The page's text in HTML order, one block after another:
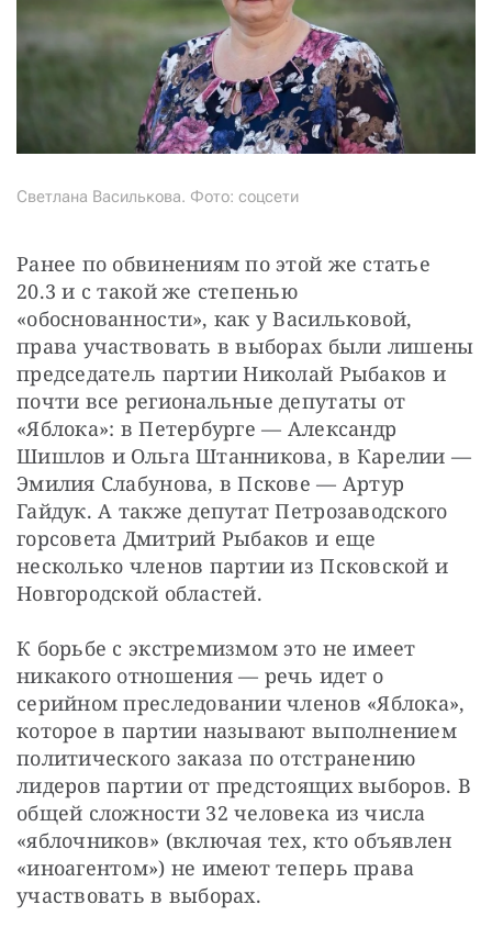
Светлана Василькова. Фото: соцсети
Ранее по обвинениям по этой же статье
20.3 и с такой же степенью
«обоснованности», как у Васильковой,
права участвовать в выборах были лишены
председатель партии Николай Рыбаков и
почти все региональные депутаты от
«Яблока»: в Петербурге — Александр
Шишлов и Ольга Штанникова, в Карелии —
Эмилия Слабунова, в Пскове — Артур
Гайдук. А также депутат Петрозаводского
горсовета Дмитрий Рыбаков и еще
несколько членов партии из Псковской и
Новгородской областей.
К борьбе с экстремизмом это не имеет
никакого отношения — речь идет о
серийном преследовании членов «Яблока»,
которое в партии называют выполнением
политического заказа по отстранению
лидеров партии от предстоящих выборов. В
общей сложности 32 человека из числа
«яблочников» (включая тех, кто объявлен
«иноагентом») не имеют теперь права
участвовать в выборах.